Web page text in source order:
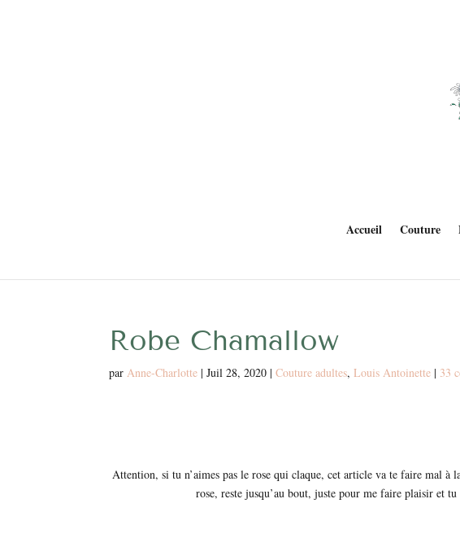
Accueil Couture
Robe Chamallow
parAnne-Charlotte |Juil 28, 2020 |Couture adultes,Louis Antoinette | 33
Attention, si tu n’aimes pas le rose qui claque, cet article va te faire mal
rose, reste jusqu’au bout, juste pour me faire plaisir et tu